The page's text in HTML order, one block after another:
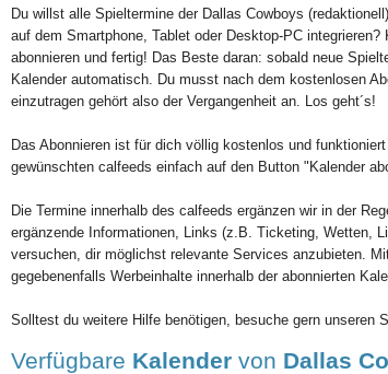
Du willst alle Spieltermine der Dallas Cowboys
auf dem Smartphone, Tablet oder Desktop-PC
abonnieren und fertig! Das Beste daran: sobald neue
Kalender automatisch. Du musst nach dem kostenlosen
einzutragen gehört also der Vergangenheit an. Los geht´s!
Das Abonnieren ist für dich völlig kostenlos und
gewünschten calfeeds einfach auf den Button "Kalender
Die Termine innerhalb des calfeeds ergänzen wir in der
ergänzende Informationen, Links (z.B. Ticketing, Wetten,
versuchen, dir möglichst relevante Services anzubieten.
gegebenenfalls Werbeinhalte innerhalb der abonnierten
Solltest du weitere Hilfe benötigen, besuche gern unseren
Verfügbare Kalender von Dallas